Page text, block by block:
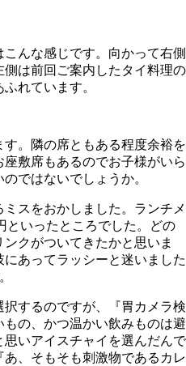
んな感じです。向かって右側
は前回ご案内したタイ料理の
れています。
。隣の席ともある程度余裕を
敷席もあるのでお子様がいら
ではないでしょうか。
スをおかしました。ランチメ
といったところでした。どの
クがついてきたかと思いま
あってラッシーと迷いました
するのですが、『胃カメラ検
の、かつ温かい飲みものは避
いアイスチャイを選んだんで
、そもそも刺激物であるカレ